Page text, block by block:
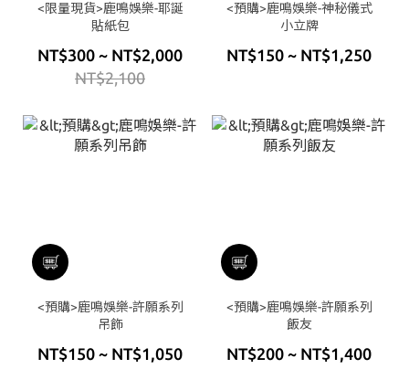
<限量現貨>鹿鳴娛樂-耶誕
貼紙包
NT$300 ~ NT$2,000
NT$2,100
<預購>鹿鳴娛樂-神秘儀式
小立牌
NT$150 ~ NT$1,250
<預購>鹿鳴娛樂-許願系列
吊飾
NT$150 ~ NT$1,050
<預購>鹿鳴娛樂-許願系列
飯友
NT$200 ~ NT$1,400